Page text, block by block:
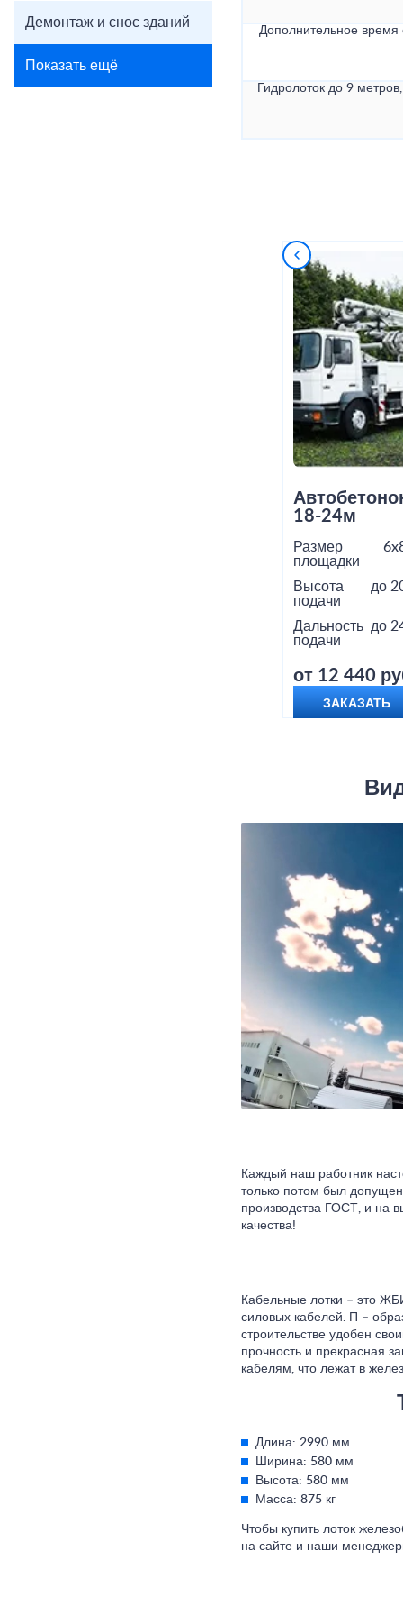
Демонтаж и снос зданий
Показать ещё
Дополнительное
Гидролоток до 9
18-24м
Размер
площадки
Высота
подачи
до
Дальность
подачи
до
от 12 440
ЗАКАЗАТЬ
Каждый наш работник
только потом был
производства ГОСТ, и на
качества!
Кабельные лотки – это
силовых кабелей. П –
строительстве удобен
прочность и прекрасная
кабелям, что лежат в
Длина: 2990 мм
Ширина: 580 мм
Высота: 580 мм
Масса: 875 кг
Чтобы купить лоток
на сайте и наши